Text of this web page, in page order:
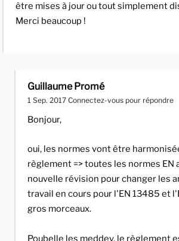
être mises à jour ou tout simplement
Merci beaucoup !
Guillaume Promé
1 Sep. 2017 Connectez-vous pour répondre
Bonjour,
oui, les normes vont être
règlement => toutes les normes EN
nouvelle révision pour changer les
travail en cours pour l'EN 13485 et
gros morceaux.
Poubelle les meddev, le règlement